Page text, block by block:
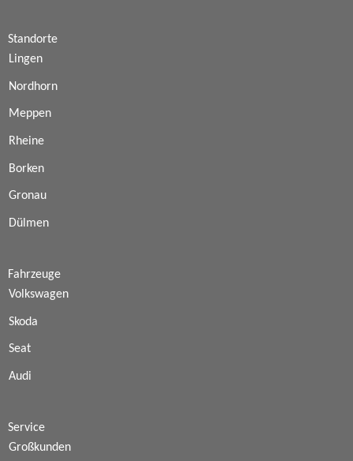
Standorte
Lingen
Nordhorn
Meppen
Rheine
Borken
Gronau
Dülmen
Fahrzeuge
Volkswagen
Skoda
Seat
Audi
Service
Großkunden